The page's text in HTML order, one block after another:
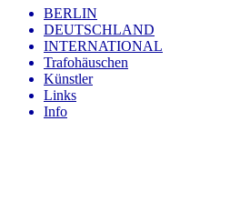
BERLIN
DEUTSCHLAND
INTERNATIONAL
Trafohäuschen
Künstler
Links
Info